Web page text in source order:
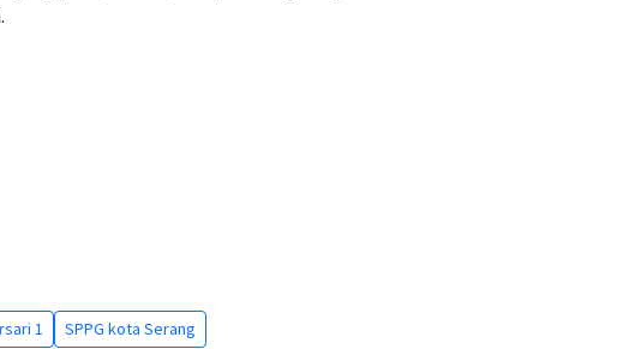
1 SPPG kota Serang